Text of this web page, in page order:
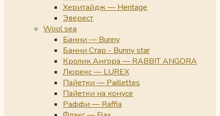
Херитайдж — Heritage
Эверест
Wool sea
Банни — Bunny
Банни Стар - Bunny star
Кролик Ангора — RABBIT ANGORA
Люрекс — LUREX
Пайетки — Paillettes
Пайетки на конусе
Раффи — Raffia